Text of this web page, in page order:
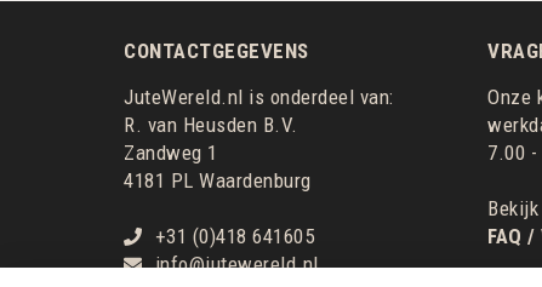
CONTACTGEGEVENS
JuteWereld.nl is onderdeel van:
R. van Heusden B.V.
Zandweg 1
4181 PL Waardenburg
+31 (0)418 641605
info@jutewereld.nl
Onze
7.00 -
FAQ